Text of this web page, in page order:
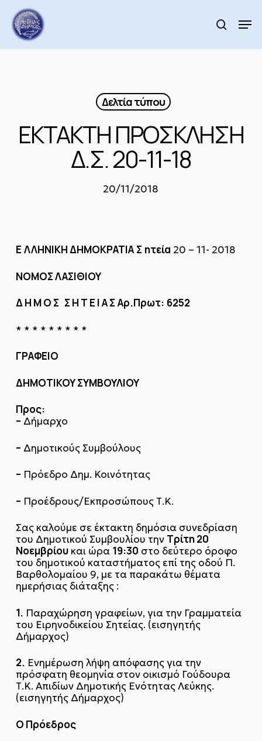
main
content
search
Δελτία τύπου
ΕΚΤΑΚΤΗ ΠΡΟΣΚΛΗΣΗ
Δ.Σ. 20-11-18
20/11/2018
E ΛΛΗΝΙΚΗ ΔΗΜΟΚΡΑΤΙΑ Σ ητεία 20 – 11- 2018
ΝΟΜΟΣ ΛΑΣΙΘΙΟΥ
Δ Η Μ Ο Σ Σ Η Τ Ε Ι Α Σ Αρ.Πρωτ: 6252
* * * * * * * * *
ΓΡΑΦΕΙΟ
ΔΗΜΟΤΙΚΟΥ ΣΥΜΒΟΥΛΙΟΥ
Προς:
– Δήμαρχο
– Δημοτικούς Συμβούλους
– Πρόεδρο Δημ. Κοινότητας
– Προέδρους/Εκπροσώπους Τ.Κ.
Σας καλούμε σε έκτακτη δημόσια συνεδρίαση
του Δημοτικού Συμβουλίου την Τρίτη 20
Νοεμβρίουκαι ώρα 19:30 στο δεύτερο όροφο
του δημοτικού καταστήματος επί της οδού Π.
Βαρθολομαίου 9, με τα παρακάτω θέματα
ημερήσιας διάταξης :
1. Παραχώρηση γραφείων, για την Γραμματεία
του Ειρηνοδικείου Σητείας. (εισηγητής
Δήμαρχος)
2. Ενημέρωση λήψη απόφασης για την
πρόσφατη θεομηνία στον οικισμό Γούδουρα
Τ.Κ. Απιδίων Δημοτικής Ενότητας Λεύκης.
(εισηγητής Δήμαρχος)
Ο Πρόεδρος
Menu